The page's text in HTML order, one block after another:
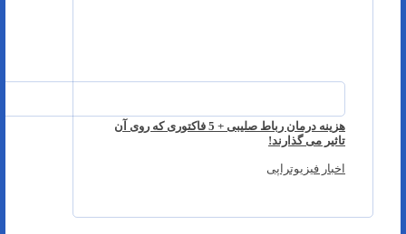
هزینه درمان رباط صلیبی + 5 فاکتوری که روی آن
تاثیر می گذارند!
اخبار فیزیوتراپی